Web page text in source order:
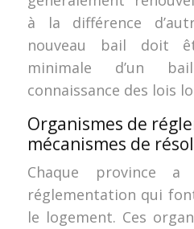
à la différence
nouveau bail doit
minimale d’un
connaissance des lois
Organismes de
mécanismes de
Chaque province a
réglementation qui
le logement. Ces